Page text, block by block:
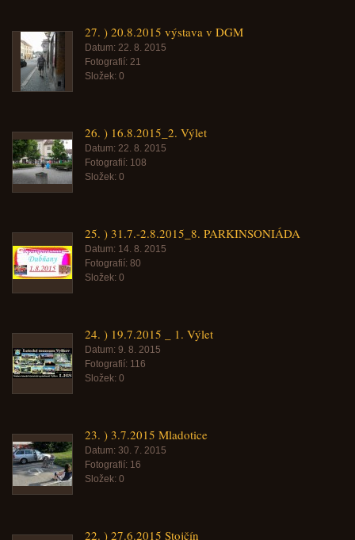
27. ) 20.8.2015 výstava v DGM
Datum: 22. 8. 2015
Fotografií: 21
Složek: 0
26. ) 16.8.2015_2. Výlet
Datum: 22. 8. 2015
Fotografií: 108
Složek: 0
25. ) 31.7.-2.8.2015_8. PARKINSONIÁDA
Datum: 14. 8. 2015
Fotografií: 80
Složek: 0
24. ) 19.7.2015 _ 1. Výlet
Datum: 9. 8. 2015
Fotografií: 116
Složek: 0
23. ) 3.7.2015 Mladotice
Datum: 30. 7. 2015
Fotografií: 16
Složek: 0
22. ) 27.6.2015 Stojčín